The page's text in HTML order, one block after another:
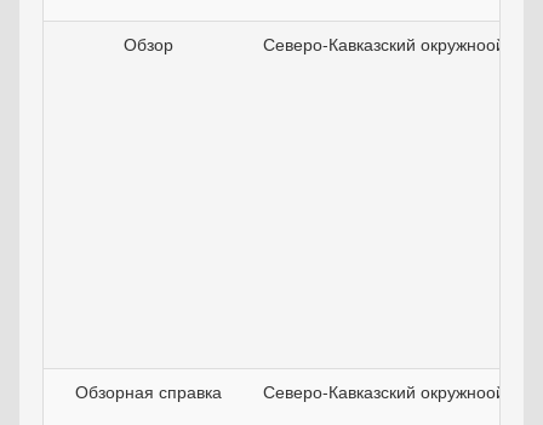
Обзор Северо-Кавказский окружноой
Обзорная справка Северо-Кавказский окружноой